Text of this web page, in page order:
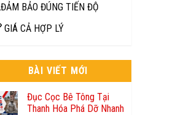
ĐẢM BẢO ĐÚNG TIẾN ĐỘ
GIÁ CẢ HỢP LÝ
BÀI VIẾT MỚI
Đục Cọc Bê Tông Tại
Thanh Hóa Phá Dỡ Nhanh